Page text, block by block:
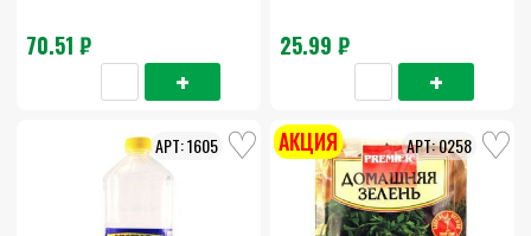
70.51 ₽ 25.99 ₽
1605 0258
АКЦИЯ